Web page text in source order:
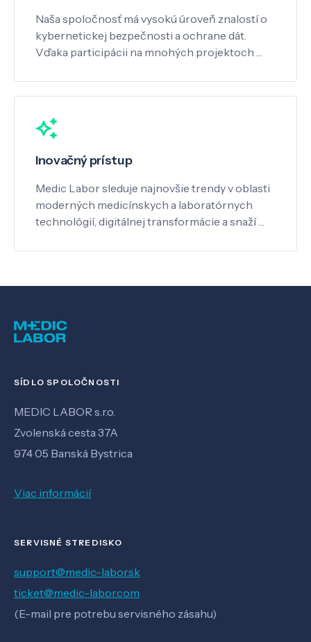
Naša spoločnosť má vysokú úroveň znalostí o
kybernetickej bezpečnosti a ochrane dát.
Vďaka participácii na mnohých projektoch …
Inovačný prístup
Medic Labor sleduje najnovšie trendy v oblasti
moderných medicínskych a laboratórnych
technológií, digitálnej transformácie a snaží …
SÍDLO SPOLOČNOSTI
MEDIC LABOR s.r.o.
Zvolenská cesta 37A
974 05 Banská Bystrica
Viac informácií
SERVISNÉ STREDISKO
support@medic-labor.sk
ticket@medic-labor.com
(E-mail pre potrebu servisného zásahu)